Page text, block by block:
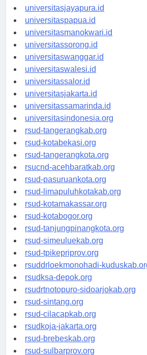
universitassofifi.id
universitasjayapura.id
universitaspapua.id
universitasmanokwari.id
universitassorong.id
universitaswanggar.id
universitaswalesi.id
universitassalor.id
universitasjakarta.id
universitassamarinda.id
universitasindonesia.org
rsud-tangerangkab.org
rsud-kotabekasi.org
rsud-tangerangkota.org
rsucnd-acehbaratkab.org
rsud-pasuruankota.org
rsud-limapuluhkotakab.org
rsud-kotamakassar.org
rsud-kotabogor.org
rsud-tanjungpinangkota.org
rsud-simeuluekab.org
rsud-tpikepriprov.org
rsuddrloekmonohadi-kuduskab.org
rsudksa-depok.org
rsudrtnotopuro-sidoarjokab.org
rsud-sintang.org
rsud-cilacapkab.org
rsudkoja-jakarta.org
rsud-brebeskab.org